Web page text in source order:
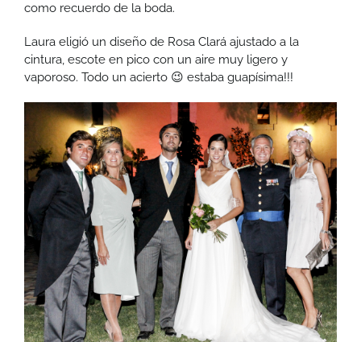
como recuerdo de la boda.
Laura eligió un diseño de Rosa Clará ajustado a la
cintura, escote en pico con un aire muy ligero y
vaporoso. Todo un acierto 😉 estaba guapísima!!!